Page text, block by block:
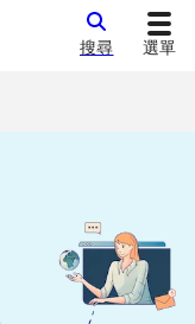
搜尋 選單